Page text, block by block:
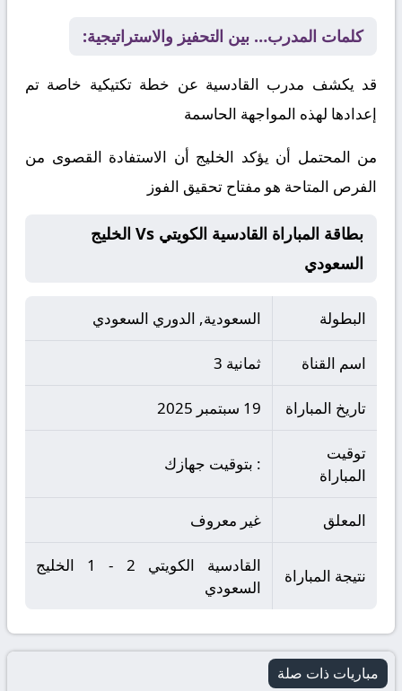
كلمات المدرب… بين التحفيز والاستراتيجية:
قد يكشف مدرب القادسية عن خطة تكتيكية خاصة تم
إعدادها لهذه المواجهة الحاسمة
من المحتمل أن يؤكد الخليج أن الاستفادة القصوى من
الفرص المتاحة هو مفتاح تحقيق الفوز
بطاقة المباراة القادسية الكويتي Vs الخليج
السعودي
البطولة السعودية, الدوري السعودي
اسم القناة ثمانية 3
تاريخ المباراة 19 سبتمبر 2025
توقيت
المباراة
: بتوقيت جهازك
المعلق غير معروف
نتيجة المباراة
القادسية الكويتي 2 - 1 الخليج
السعودي
مباريات ذات صلة